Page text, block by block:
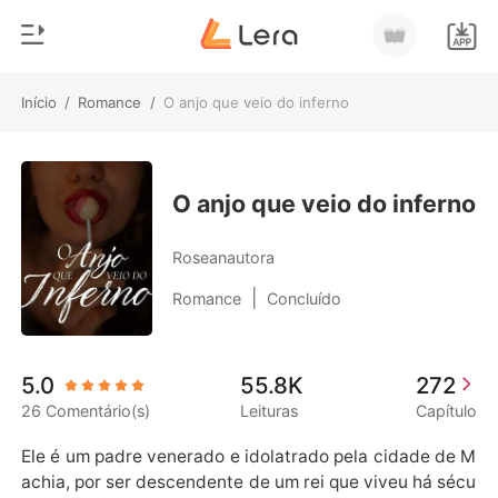
Início / Romance / O anjo que veio do inferno
Loja
Histórico
Sair
Baixar App
Gênero
Moderno
Lobisomem
Contos
Bilionários
O anjo que veio do inferno
Roseanautora
Romance Concluído
5.0
26 Comentário(s)
55.8K
Leituras
272
Capítulo
Ele é um padre venerado e idolatrado pela cidade de M
achia, por ser descendente de um rei que viveu há sécu